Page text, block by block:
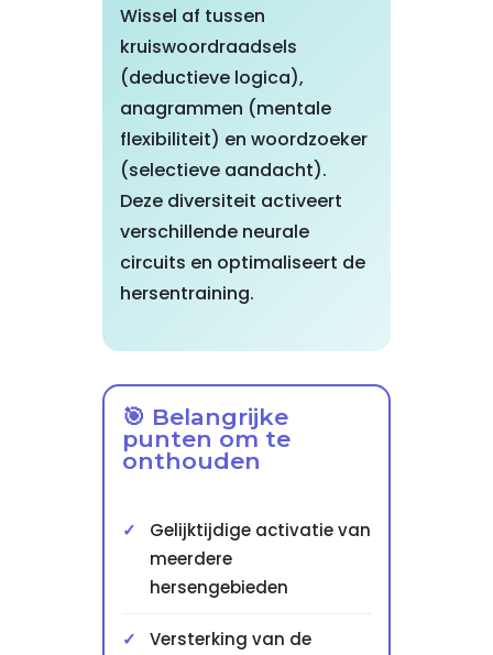
Wissel af tussen
kruiswoordraadsels
(deductieve logica),
anagrammen (mentale
flexibiliteit) en woordzoeker
(selectieve aandacht).
Deze diversiteit activeert
verschillende neurale
circuits en optimaliseert de
hersentraining.
🎯 Belangrijke
punten om te
onthouden
Gelijktijdige activatie van
meerdere
hersengebieden
Versterking van de